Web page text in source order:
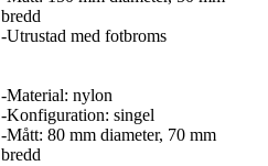
bredd
-Utrustad med fotbroms
-Material: nylon
-Konfiguration: singel
-Mått: 80 mm diameter, 70 mm
bredd